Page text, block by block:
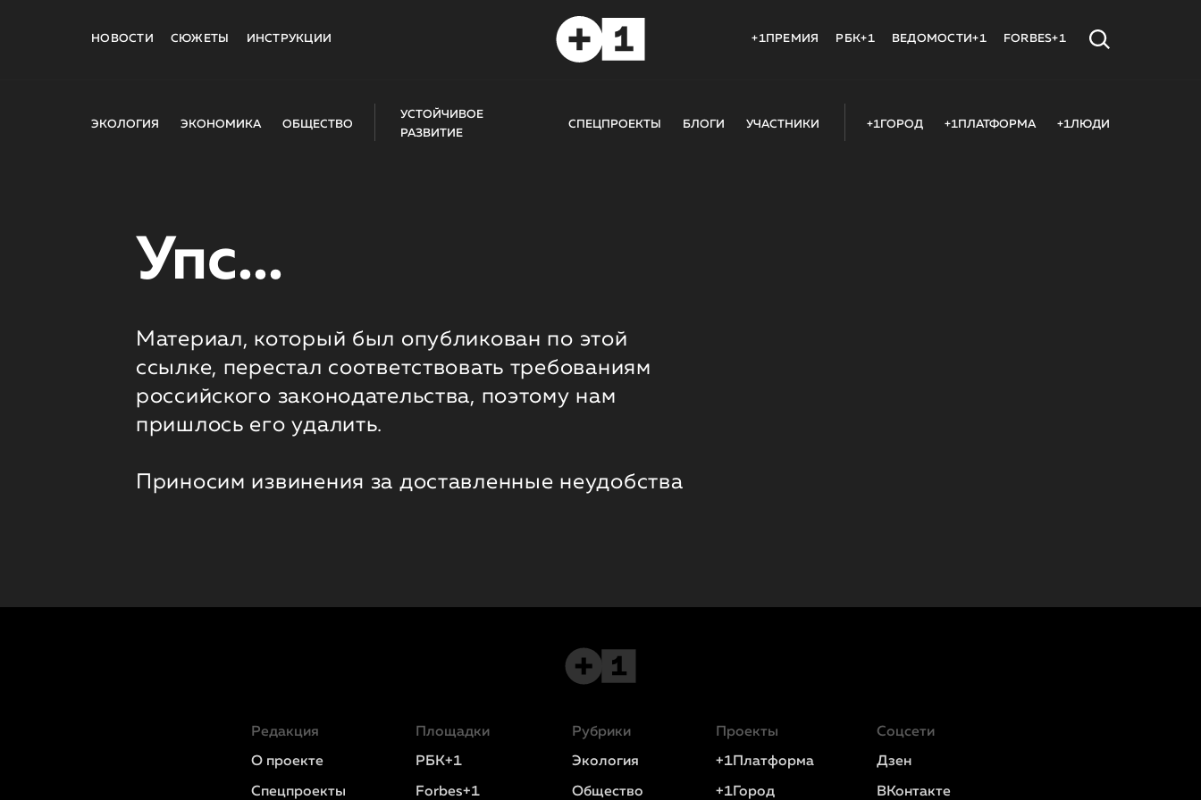
НОВОСТИ СЮЖЕТЫ ИНСТРУКЦИИ +1ПРЕМИЯ РБК+1 ВЕДОМОСТИ+1 FORBES+1
ЭКОЛОГИЯ ЭКОНОМИКА ОБЩЕСТВО
УСТОЙЧИВОЕ
РАЗВИТИЕ
СПЕЦПРОЕКТЫ БЛОГИ УЧАСТНИКИ +1ГОРОД +1ПЛАТФОРМА +1ЛЮДИ
Упс...
Материал, который был опубликован по этой
ссылке, перестал соответствовать требованиям
российского законодательства, поэтому нам
пришлось его удалить.
Приносим извинения за доставленные неудобства
Редакция
О проекте
Спецпроекты
Площадки
РБК+1
Forbes+1
Рубрики
Экология
Общество
Проекты
+1Платформа
+1Город
Соцсети
Дзен
ВКонтакте